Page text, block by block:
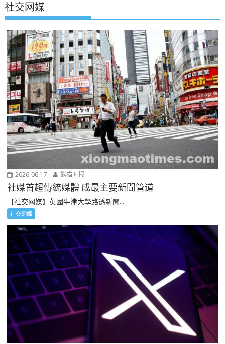
社交网媒
2026-06-17 熊猫时报
社媒首超傳統媒體 成最主要新聞管道
【社交网媒】英國牛津大學路透新聞...
社交網媒